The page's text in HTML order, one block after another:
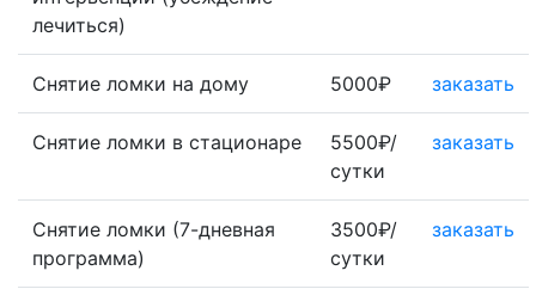
лечиться)
Снятие ломки на дому 5000₽ заказать
Снятие ломки в стационаре
5500₽/
сутки
заказать
Снятие ломки (7-дневная
программа)
3500₽/
сутки
заказать